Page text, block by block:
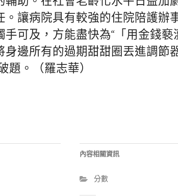
讓病院具有較強的住院陪護辦
可及，方能盡快為“「用金錢褻
邊所有的過期甜甜圈丟進調節
題。（羅志華）
內容相關資訊
分數